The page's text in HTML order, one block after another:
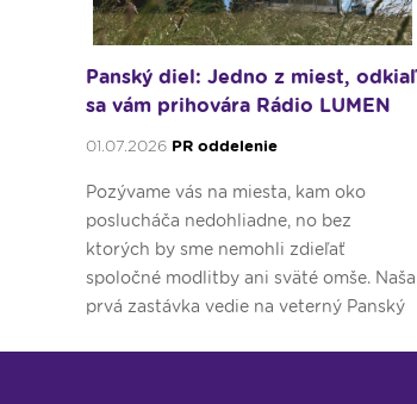
Panský diel: Jedno z miest, odkiaľ
sa vám prihovára Rádio LUMEN
01.07.2026 PR oddelenie
Pozývame vás na miesta, kam oko
poslucháča nedohliadne, no bez
ktorých by sme nemohli zdieľať
spoločné modlitby ani sväté omše. Naša
prvá zastávka vedie na veterný Panský